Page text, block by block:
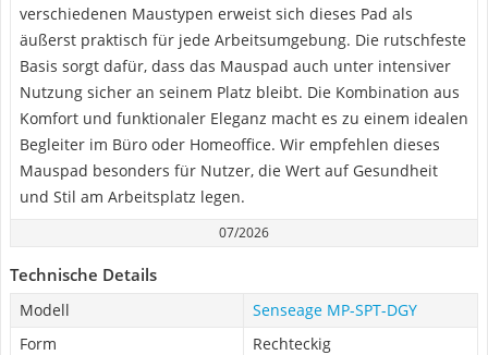
verschiedenen Maustypen erweist sich dieses Pad als
äußerst praktisch für jede Arbeitsumgebung. Die rutschfeste
Basis sorgt dafür, dass das Mauspad auch unter intensiver
Nutzung sicher an seinem Platz bleibt. Die Kombination aus
Komfort und funktionaler Eleganz macht es zu einem idealen
Begleiter im Büro oder Homeoffice. Wir empfehlen dieses
Mauspad besonders für Nutzer, die Wert auf Gesundheit
und Stil am Arbeitsplatz legen.
07/2026
Technische Details
Modell
Senseage MP-SPT-DGY
Form
Rechteckig